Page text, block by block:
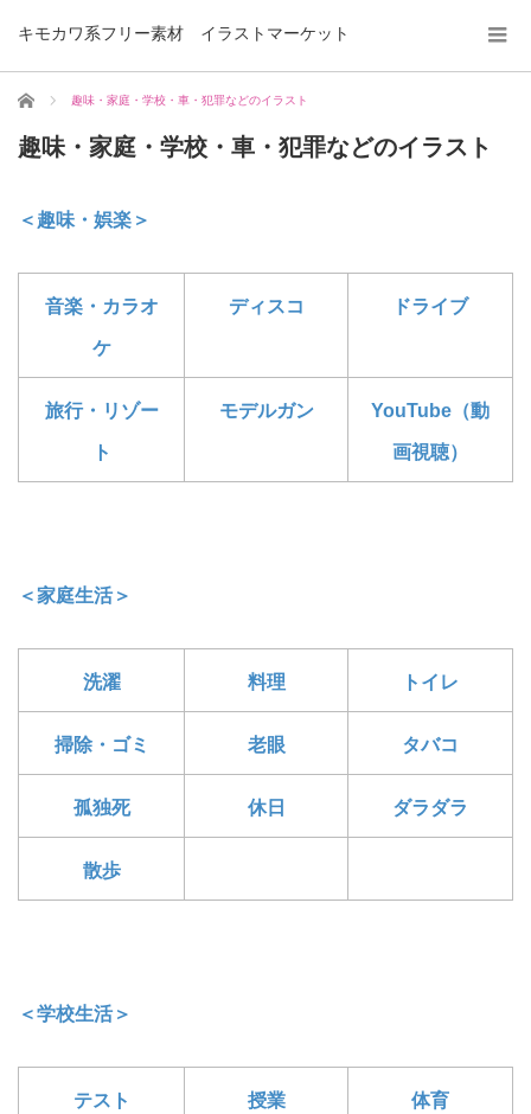
キモカワ系フリー素材 イラストマーケット
ホーム 趣味・家庭・学校・車・犯罪などのイラスト
趣味・家庭・学校・車・犯罪などのイラスト
＜趣味・娯楽＞
音楽・カラオ
ケ
ディスコ ドライブ
旅行・リゾー
ト
モデルガン YouTube（動
画視聴）
＜家庭生活＞
洗濯 料理 トイレ
掃除・ゴミ 老眼 タバコ
孤独死 休日 ダラダラ
散歩
＜学校生活＞
テスト 授業 体育